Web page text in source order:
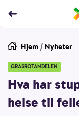
Hjem / Nyheter
GRASROTANDELEN
Hva har
helse til